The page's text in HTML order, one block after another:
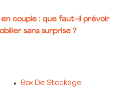
couple : que faut-il prévoir
sans surprise ?
Box De Stockage